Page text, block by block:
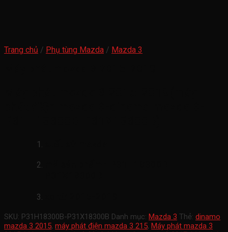
Trang chủ / Phụ tùng Mazda / Mazda 3
SKU: P31H18300B-P31X18300B Danh mục: Mazda 3 Thẻ: dinamo
mazda 3 2015, máy phát điện mazda 3 215, Máy phát mazda 3